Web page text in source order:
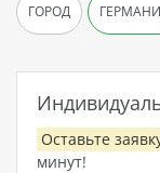
Оставьте
минут!
ГОРОД